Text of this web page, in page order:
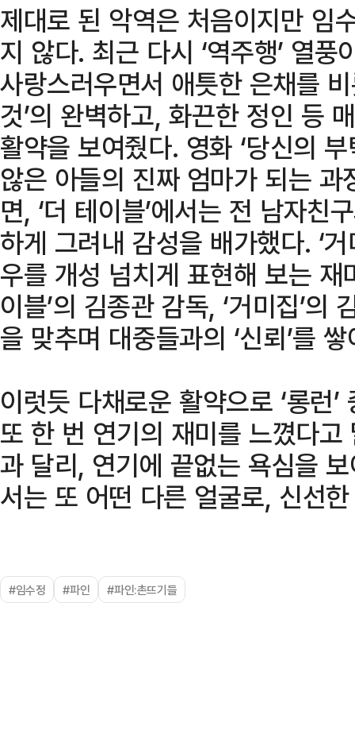
제대로 된 악역은 처음이지만 임
지 않다. 최근 다시 ‘역주행’ 열풍
사랑스러우면서 애틋한 은채를
것’의 완벽하고, 화끈한 정인 등
활약을 보여줬다. 영화 ‘당신의
않은 아들의 진짜 엄마가 되는
면, ‘더 테이블’에서는 전 남자친
하게 그려내 감성을 배가했다. ‘
우를 개성 넘치게 표현해 보는 재
이블’의 김종관 감독, ‘거미집’의
을 맞추며 대중들과의 ‘신뢰’를
이럿듯 다채로운 활약으로 ‘롱런’
또 한 번 연기의 재미를 느꼈다
과 달리, 연기에 끝없는 욕심을
서는 또 어떤 다른 얼굴로, 신선
#임수정 #파인 #파인:촌뜨기들